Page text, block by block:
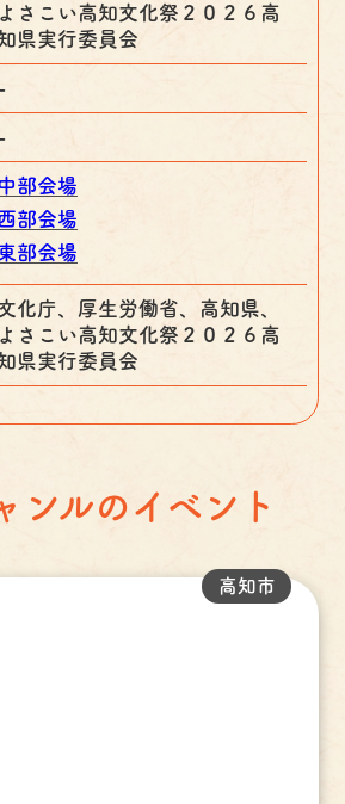
よさこい高知文化祭２０２６高
県実行委員会
部会場
部会場
部会場
化庁、厚生労働省、高知県、
よさこい高知文化祭２０２６高
県実行委員会
ンルのイベント
高知市